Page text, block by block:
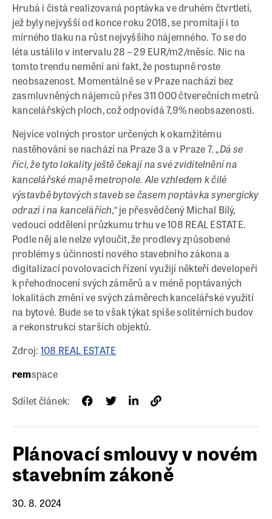
Hrubá i čistá realizovaná poptávka ve druhém čtvrtletí,
jež byly nejvyšší od konce roku 2018, se promítají i to
mírného tlaku na růst nejvyššího nájemného. To se do
léta ustálilo v intervalu 28 – 29 EUR/m2/měsíc. Nic na
tomto trendu nemění ani fakt, že postupně roste
neobsazenost. Momentálně se v Praze nachází bez
zasmluvněných nájemců přes 311 000 čtverečních metrů
kancelářských ploch, což odpovídá 7,9% neobsazenosti.
Nejvíce volných prostor určených k okamžitému
nastěhování se nachází na Praze 3 a v Praze 7. „Dá se
říci, že tyto lokality ještě čekají na své zviditelnění na
kancelářské mapě metropole. Ale vzhledem k čilé
výstavbě bytových staveb se časem poptávka synergicky
odrazí i na kancelářích,“je přesvědčený Michal Bílý,
vedoucí oddělení průzkumu trhu ve 108 REAL ESTATE.
Podle něj ale nelze vyloučit, že prodlevy způsobené
problémy s účinností nového stavebního zákona a
digitalizací povolovacích řízení využijí někteří developeři
k přehodnocení svých záměrů a v méně poptávaných
lokalitách změní ve svých záměrech kancelářské využití
na bytové. Bude se to však týkat spíše solitérních budov
a rekonstrukcí starších objektů.
Zdroj: 108 REAL ESTATE
remspace
Sdílet článek:
Plánovací smlouvy v novém
stavebním zákoně
30. 8. 2024